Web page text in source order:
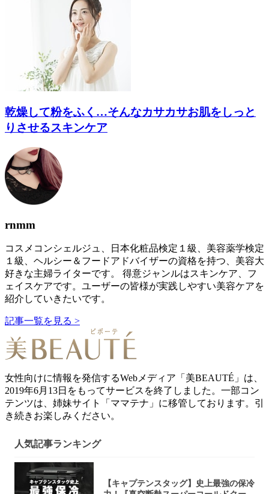
乾燥して粉をふく…そんなカサカサお肌をしっと
りさせるスキンケア
rnmm
コスメコンシェルジュ、日本化粧品検定１級、美容薬学検定
１級、ヘルシー＆フードアドバイザーの資格を持つ、美容大
好きな主婦ライターです。 得意ジャンルはスキンケア、フ
ェイスケアです。ユーザーの皆様が実践しやすい美容ケアを
紹介していきたいです。
記事一覧を見る >
女性向けに情報を発信するWebメディア「美BEAUTÉ」は、
2019年6月13日をもってサービスを終了しました。一部コン
テンツは、姉妹サイト「ママテナ」に移管しております。引
き続きお楽しみください。
人気記事ランキング
【キャプテンスタッグ】史上最強の保冷